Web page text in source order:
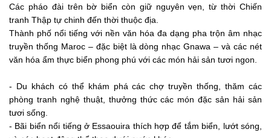
Các pháo đài trên bờ biển còn giữ nguyên vẹn, từ thời Chiến
tranh Thập tự chinh đến thời thuộc địa.
Thành phố nổi tiếng với nền văn hóa đa dạng pha trộn âm nhạc
truyền thống Maroc – đặc biệt là dòng nhạc Gnawa – và các nét
văn hóa ẩm thực biển phong phú với các món hải sản tươi ngon.
- Du khách có thể khám phá các chợ truyền thống, thăm các
phòng tranh nghệ thuật, thưởng thức các món đặc sản hải sản
tươi sống.
- Bãi biển nổi tiếng ở Essaouira thích hợp để tắm biển, lướt sóng,